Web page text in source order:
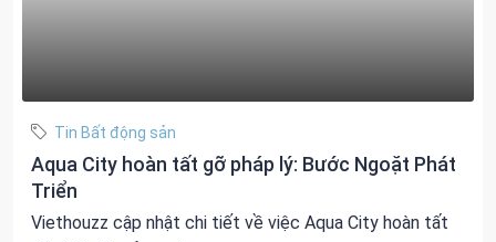
Tin Bất động sản
Aqua City hoàn tất gỡ pháp lý: Bước Ngoặt Phát
Triển
Viethouzz cập nhật chi tiết về việc Aqua City hoàn tất